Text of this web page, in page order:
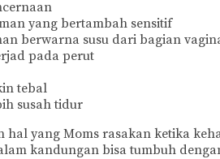
yang bertambah sensitif
berwarna susu dari bagian
pada perut
tebal
susah tidur
hal yang Moms rasakan ketika
kandungan bisa tumbuh